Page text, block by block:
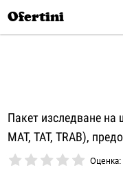
Ofertini
Пакет изследване на
MAT, TAT, TRAB),